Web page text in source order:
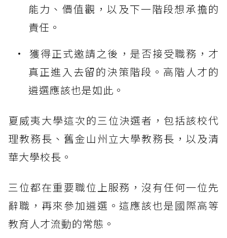
能力、價值觀，以及下一階段想承擔的
責任。
獲得正式邀請之後，是否接受職務，才
真正進入去留的決策階段。高階人才的
遴選應該也是如此。
夏威夷大學這次的三位決選者，包括該校代
理教務長、舊金山州立大學教務長，以及清
華大學校長。
三位都在重要職位上服務，沒有任何一位先
辭職，再來參加遴選。這應該也是國際高等
教育人才流動的常態。